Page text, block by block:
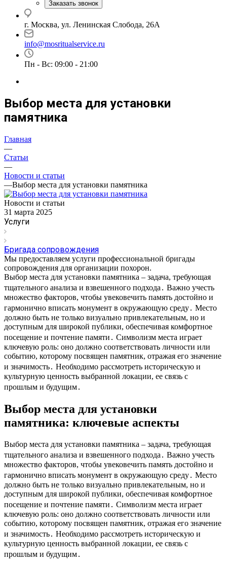
Заказать звонок
г. Москва, ул. Ленинская Слобода, 26А
info@mosritualservice.ru
Пн - Вс: 09:00 - 21:00
Выбор места для установки
памятника
Главная
—
Статьи
—
Новости и статьи
—Выбор места для установки памятника
Новости и статьи
31 марта 2025
Услуги
Бригада сопровождения
Мы предоставляем услуги профессиональной бригады
сопровождения для организации похорон.
Выбор места для установки памятника – задача, требующая
тщательного анализа и взвешенного подхода․ Важно учесть
множество факторов, чтобы увековечить память достойно и
гармонично вписать монумент в окружающую среду․ Место
должно быть не только визуально привлекательным, но и
доступным для широкой публики, обеспечивая комфортное
посещение и почтение памяти․ Символизм места играет
ключевую роль: оно должно соответствовать личности или
событию, которому посвящен памятник, отражая его значение
и значимость․ Необходимо рассмотреть историческую и
культурную ценность выбранной локации, ее связь с
прошлым и будущим․
Выбор места для установки
памятника: ключевые аспекты
Выбор места для установки памятника – задача, требующая
тщательного анализа и взвешенного подхода․ Важно учесть
множество факторов, чтобы увековечить память достойно и
гармонично вписать монумент в окружающую среду․ Место
должно быть не только визуально привлекательным, но и
доступным для широкой публики, обеспечивая комфортное
посещение и почтение памяти․ Символизм места играет
ключевую роль: оно должно соответствовать личности или
событию, которому посвящен памятник, отражая его значение
и значимость․ Необходимо рассмотреть историческую и
культурную ценность выбранной локации, ее связь с
прошлым и будущим․